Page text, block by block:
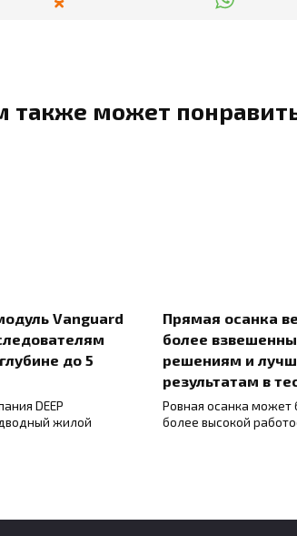
также может
Vanguard
до 5
DEEP
жилой
Прямая осанка
более
решениям и
результатам в
Ровная осанка может
более высокой